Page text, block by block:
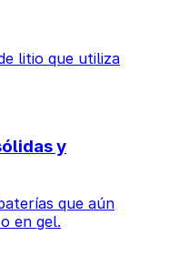
litio que utiliza
y
que aún
en gel.